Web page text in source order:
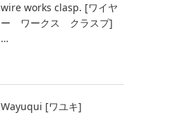
wire works clasp. [ワイヤ
ー ワークス クラスプ]
…
Wayuqui [ワユキ]